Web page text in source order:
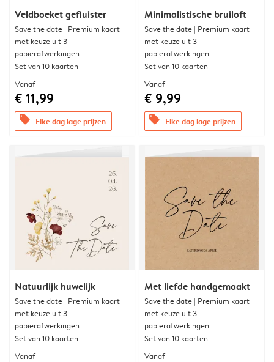
Veldboeket gefluister
Save the date | Premium kaart
met keuze uit 3
papierafwerkingen
Set van 10 kaarten
Vanaf
€ 11,99
offers Elke dag lage prijzen
Minimalistische bruiloft
Save the date | Premium kaart
met keuze uit 3
papierafwerkingen
Set van 10 kaarten
Vanaf
€ 9,99
offers Elke dag lage prijzen
Natuurlijk huwelijk
Save the date | Premium kaart
met keuze uit 3
papierafwerkingen
Set van 10 kaarten
Vanaf
Met liefde handgemaakt
Save the date | Premium kaart
met keuze uit 3
papierafwerkingen
Set van 10 kaarten
Vanaf